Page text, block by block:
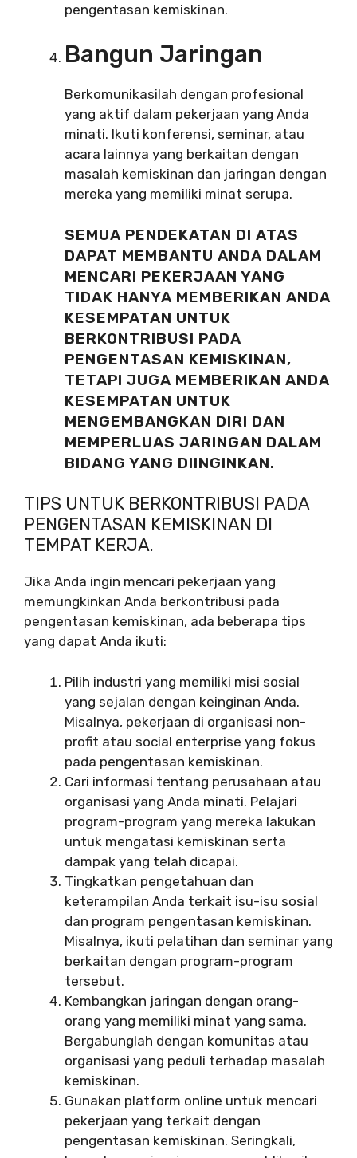
pengentasan kemiskinan.
Bangun Jaringan
Berkomunikasilah dengan profesional
yang aktif dalam pekerjaan yang Anda
minati. Ikuti konferensi, seminar, atau
acara lainnya yang berkaitan dengan
masalah kemiskinan dan jaringan dengan
mereka yang memiliki minat serupa.
SEMUA PENDEKATAN DI ATAS
DAPAT MEMBANTU ANDA DALAM
MENCARI PEKERJAAN YANG
TIDAK HANYA MEMBERIKAN ANDA
KESEMPATAN UNTUK
BERKONTRIBUSI PADA
PENGENTASAN KEMISKINAN,
TETAPI JUGA MEMBERIKAN ANDA
KESEMPATAN UNTUK
MENGEMBANGKAN DIRI DAN
MEMPERLUAS JARINGAN DALAM
BIDANG YANG DIINGINKAN.
TIPS UNTUK BERKONTRIBUSI PADA
PENGENTASAN KEMISKINAN DI
TEMPAT KERJA.
Jika Anda ingin mencari pekerjaan yang
memungkinkan Anda berkontribusi pada
pengentasan kemiskinan, ada beberapa tips
yang dapat Anda ikuti:
Pilih industri yang memiliki misi sosial
yang sejalan dengan keinginan Anda.
Misalnya, pekerjaan di organisasi non-
profit atau social enterprise yang fokus
pada pengentasan kemiskinan.
Cari informasi tentang perusahaan atau
organisasi yang Anda minati. Pelajari
program-program yang mereka lakukan
untuk mengatasi kemiskinan serta
dampak yang telah dicapai.
Tingkatkan pengetahuan dan
keterampilan Anda terkait isu-isu sosial
dan program pengentasan kemiskinan.
Misalnya, ikuti pelatihan dan seminar yang
berkaitan dengan program-program
tersebut.
Kembangkan jaringan dengan orang-
orang yang memiliki minat yang sama.
Bergabunglah dengan komunitas atau
organisasi yang peduli terhadap masalah
kemiskinan.
Gunakan platform online untuk mencari
pekerjaan yang terkait dengan
pengentasan kemiskinan. Seringkali,